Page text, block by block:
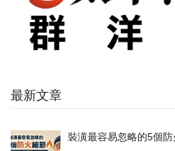
最新文章
裝潢最容易忽略的5個防